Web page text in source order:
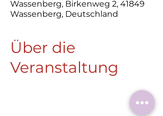
Wassenberg, Birkenweg 2, 41849
Wassenberg, Deutschland
Über die
Veranstaltung